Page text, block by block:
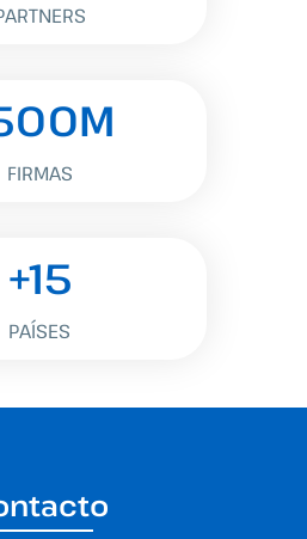
FIRMAS
+15
PAÍSES